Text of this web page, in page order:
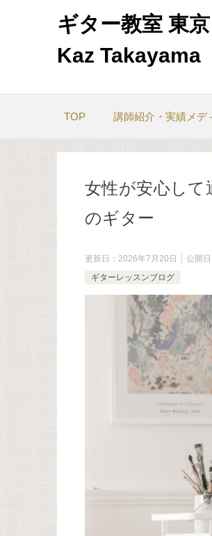
ギター教室 東京
Kaz Takayama
TOP 講師紹介・実績メデ
女性が安心して
のギター
更新日： 2026年7月20日 公開日
ギターレッスンブログ